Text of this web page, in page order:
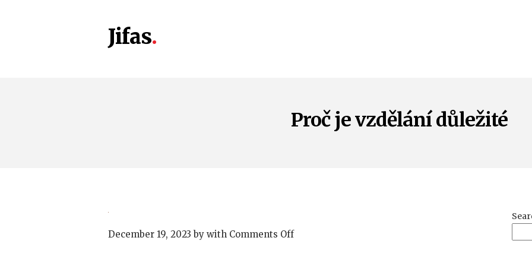
Jifas
Proč je vzdělání důležité
December 19, 2023 by with Comments Offon